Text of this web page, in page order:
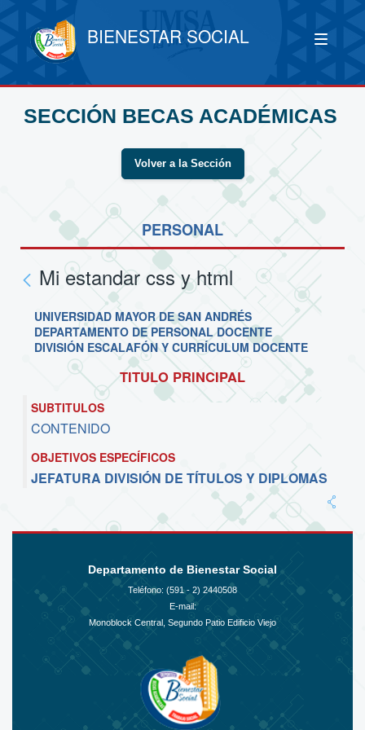
BIENESTAR SOCIAL
SECCIÓN BECAS ACADÉMICAS
Volver a la Sección
PERSONAL
Mi estandar css y html
UNIVERSIDAD MAYOR DE SAN ANDRÉS
DEPARTAMENTO DE PERSONAL DOCENTE
DIVISIÓN ESCALAFÓN Y CURRÍCULUM DOCENTE
TITULO PRINCIPAL
SUBTITULOS
CONTENIDO
OBJETIVOS ESPECÍFICOS
JEFATURA DIVISIÓN DE TÍTULOS Y DIPLOMAS
Departamento de Bienestar Social
Teléfono: (591 - 2) 2440508
E-mail:
Monoblock Central, Segundo Patio Edificio Viejo